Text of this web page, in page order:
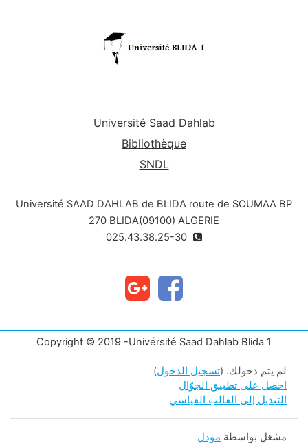
Université Saad Dahlab
Bibliothèque
SNDL
Université SAAD DAHLAB de BLIDA route de SOUMAA BP
270 BLIDA(09100) ALGERIE
Copyright © 2019 -Univérsité Saad Dahlab Blida 1
لم يتم دخولك. (تسجيل الدخول)
احصل على تطبيق الجوّال
التبديل إلى القالب القياسي
مشغل بواسطة مودل